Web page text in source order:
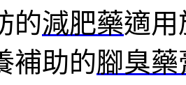
的減肥藥適用
補助的腳臭藥